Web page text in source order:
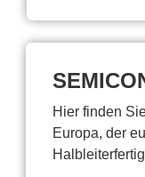
Hier finden
Europa, der